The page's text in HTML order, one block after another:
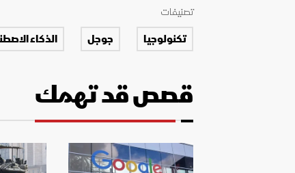
تصنيفات
تكنولوجيا جوجل الذكاء
قصص قد تهمك